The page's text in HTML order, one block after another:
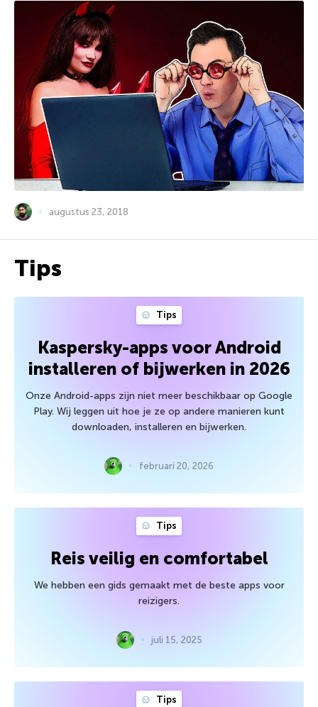
augustus 23, 2018
Tips
Tips
Kaspersky-apps voor Android
installeren of bijwerken in 2026
Onze Android-apps zijn niet meer beschikbaar op Google
Play. Wij leggen uit hoe je ze op andere manieren kunt
downloaden, installeren en bijwerken.
februari 20, 2026
Tips
Reis veilig en comfortabel
We hebben een gids gemaakt met de beste apps voor
reizigers.
juli 15, 2025
Tips